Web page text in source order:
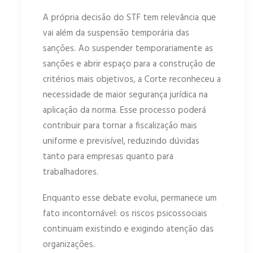
A própria decisão do STF tem relevância que
vai além da suspensão temporária das
sanções. Ao suspender temporariamente as
sanções e abrir espaço para a construção de
critérios mais objetivos, a Corte reconheceu a
necessidade de maior segurança jurídica na
aplicação da norma. Esse processo poderá
contribuir para tornar a fiscalização mais
uniforme e previsível, reduzindo dúvidas
tanto para empresas quanto para
trabalhadores.
Enquanto esse debate evolui, permanece um
fato incontornável: os riscos psicossociais
continuam existindo e exigindo atenção das
organizações.